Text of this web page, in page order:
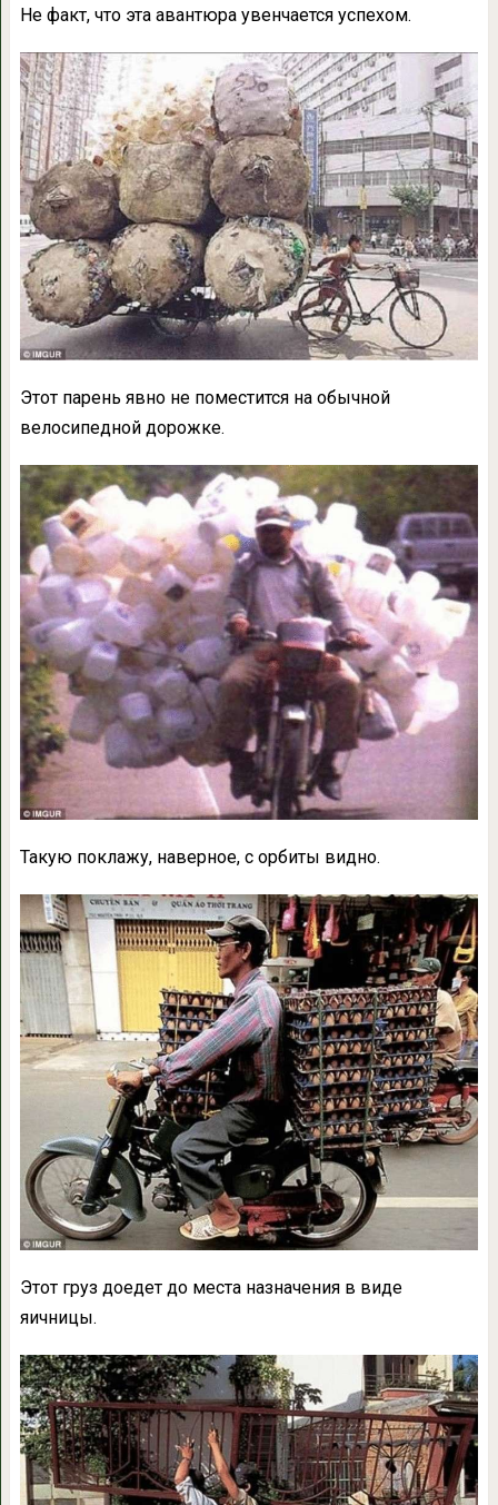
Не факт, что эта авантюра увенчается успехом.
Этот парень явно не поместится на обычной
велосипедной дорожке.
Такую поклажу, наверное, с орбиты видно.
Этот груз доедет до места назначения в виде
яичницы.